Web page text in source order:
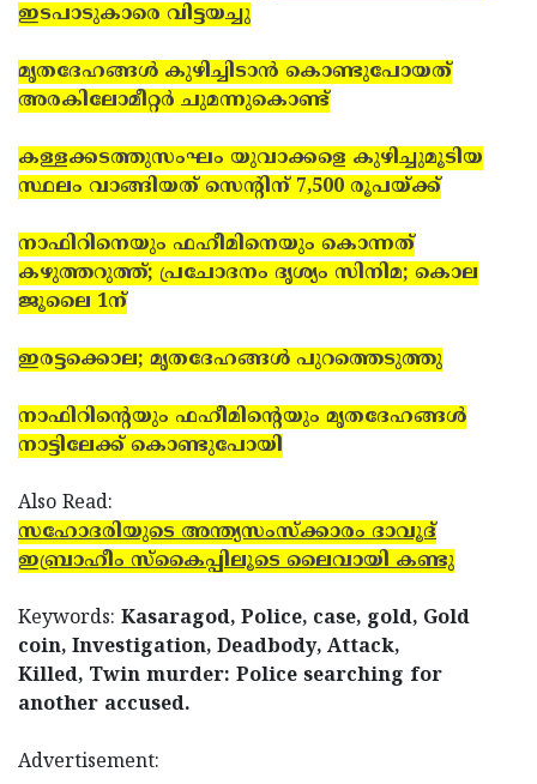
ഇടപാടുകാരെ വിട്ടയച്ചു
മൃതദേഹങ്ങള്‍ കുഴിച്ചിടാന്‍ കൊണ്ടുപോയത്
അരകിലോമീറ്റര്‍ ചുമന്നുകൊണ്ട്
കള്ളക്കടത്തുസംഘം യുവാക്കളെ കുഴിച്ചുമൂടിയ
സ്ഥലം വാങ്ങിയത് സെന്റിന് 7,500 രൂപയ്ക്ക്
നാഫിറിനെയും ഫഹീമിനെയും കൊന്നത്
കഴുത്തറുത്ത്; പ്രചോദനം ദൃശ്യം സിനിമ; കൊല
ജൂലൈ 1ന്
ഇരട്ടക്കൊല; മൃതദേഹങ്ങള്‍ പുറത്തെടുത്തു
നാഫിറിന്റെയും ഫഹീമിന്റെയും മൃതദേഹങ്ങള്‍
നാട്ടിലേക്ക് കൊണ്ടുപോയി
Also Read:
സഹോദരിയുടെ അന്ത്യസംസ്‌ക്കാരം ദാവൂദ്
ഇബ്രാഹീം സ്‌കൈപ്പിലൂടെ ലൈവായി കണ്ടു
Keywords: Kasaragod, Police, case, gold, Gold
coin, Investigation, Deadbody, Attack,
Killed, Twin murder: Police searching for
another accused.
Advertisement: